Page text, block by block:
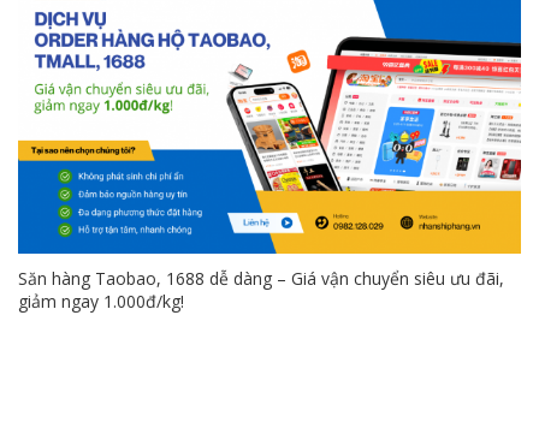
Săn hàng Taobao, 1688 dễ dàng – Giá vận chuyển siêu ưu đãi,
giảm ngay 1.000đ/kg!